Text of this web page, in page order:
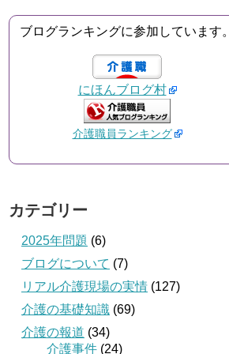
ブログランキングに参加しています。
にほんブログ村
介護職員ランキング
カテゴリー
2025年問題 (6)
ブログについて (7)
リアル介護現場の実情 (127)
介護の基礎知識 (69)
介護の報道 (34)
介護事件 (24)